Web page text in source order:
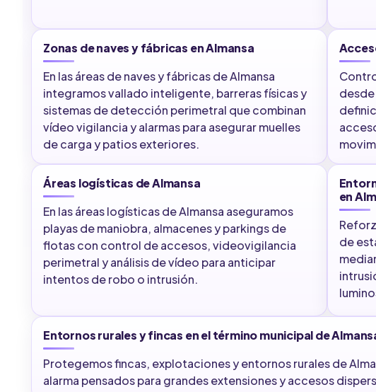
Zonas de naves y fábricas en Almansa
En las áreas de naves y fábricas de Almansa
integramos vallado inteligente, barreras físicas y
sistemas de detección perimetral que combinan
vídeo vigilancia y alarmas para asegurar muelles
de carga y patios exteriores.
desde
Áreas logísticas de Almansa
En las áreas logísticas de Almansa aseguramos
playas de maniobra, almacenes y parkings de
flotas con control de accesos, videovigilancia
perimetral y análisis de vídeo para anticipar
intentos de robo o intrusión.
en
de
Entornos rurales y fincas en el término municipal de
Protegemos fincas, explotaciones y entornos rurales de
alarma pensados para grandes extensiones y accesos